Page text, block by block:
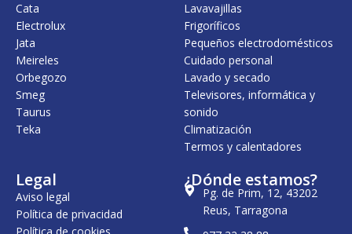
Cata
Electrolux
Jata
Meireles
Orbegozo
Smeg
Taurus
Teka
Lavavajillas
Frigoríficos
Pequeños electrodomésticos
Cuidado personal
Lavado y secado
Televisores, informática y
sonido
Climatización
Termos y calentadores
Legal
Aviso legal
Política de privacidad
¿Dónde estamos?
Pg. de Prim, 12, 43202
Reus, Tarragona